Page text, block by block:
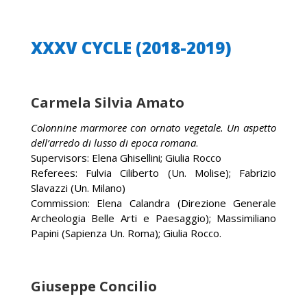
XXXV CYCLE (2018-2019)
Carmela Silvia Amato
Colonnine marmoree con ornato vegetale. Un aspetto
dell’arredo di lusso di epoca romana.
Supervisors: Elena Ghisellini; Giulia Rocco
Referees: Fulvia Ciliberto (Un. Molise); Fabrizio
Slavazzi (Un. Milano)
Commission: Elena Calandra (Direzione Generale
Archeologia Belle Arti e Paesaggio); Massimiliano
Papini (Sapienza Un. Roma); Giulia Rocco.
Giuseppe Concilio